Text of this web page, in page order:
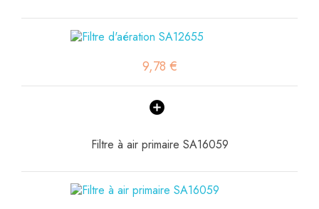
9,78 €
Filtre à air primaire SA16059